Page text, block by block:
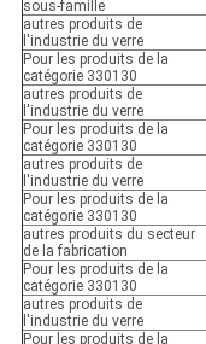
sous-famille
autres produits de
l'industrie du verre
Pour les produits de la
catégorie 330130
autres produits de
l'industrie du verre
Pour les produits de la
catégorie 330130
autres produits de
l'industrie du verre
Pour les produits de la
catégorie 330130
autres produits du secteur
de la fabrication
Pour les produits de la
catégorie 330130
autres produits de
l'industrie du verre
Pour les produits de la